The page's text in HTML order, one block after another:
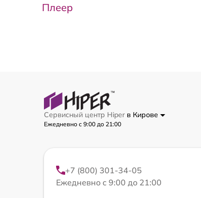
Плеер
Сервисный центр Hiper в Кирове
Ежедневно с 9:00 до 21:00
+7 (800) 301-34-05
Ежедневно с 9:00 до 21:00